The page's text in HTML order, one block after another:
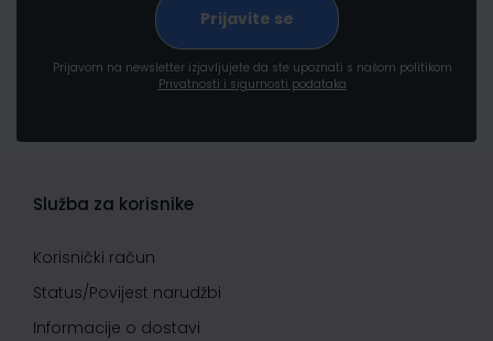
Prijavom na newsletter izjavljujete da ste upoznati s našom politikom
Privatnosti i sigurnosti podataka
Služba za korisnike
Korisnički račun
Status/Povijest narudžbi
Informacije o dostavi